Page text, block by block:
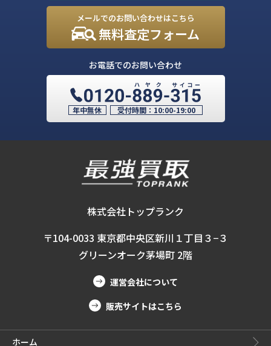
メールでのお問い合わせはこちら
無料査定フォーム
お電話でのお問い合わせ
年中無休 受付時間： 10:00-19:00
株式会社トップランク
〒104-0033 東京都中央区新川１丁目３−３
グリーンオーク茅場町 2階
運営会社について
販売サイトはこちら
ホーム